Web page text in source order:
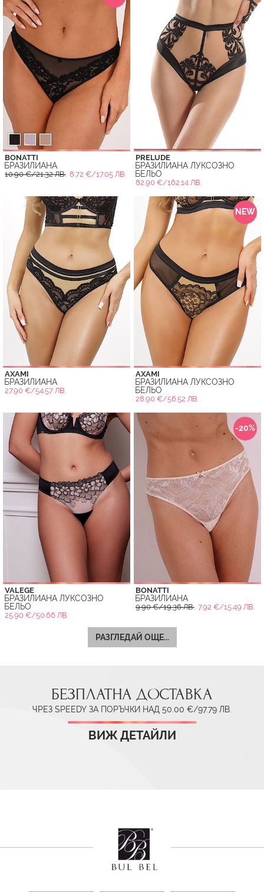
BONATTI
БРАЗИЛИАНА
10.90 €/21.32 ЛВ. 8.72 €/17.05 ЛВ.
PRELUDE
БРАЗИЛИАНА ЛУКСОЗНО
БЕЛЬО
82.90 €/162.14 ЛВ.
AXAMI
БРАЗИЛИАНА
27.90 €/54.57 ЛВ.
NEW
AXAMI
БРАЗИЛИАНА ЛУКСОЗНО
БЕЛЬО
28.90 €/56.52 ЛВ.
VALEGE
БРАЗИЛИАНА ЛУКСОЗНО
БЕЛЬО
25.90 €/50.66 ЛВ.
-20%
BONATTI
БРАЗИЛИАНА
9.90 €/19.36 ЛВ. 7.92 €/15.49 ЛВ.
РАЗГЛЕДАЙ ОЩЕ...
БЕЗПЛАТНА ДОСТАВКА
ЧРЕЗ SPEEDY ЗА ПОРЪЧКИ НАД 50.00 €/97.79 ЛВ.
ВИЖ ДЕТАЙЛИ